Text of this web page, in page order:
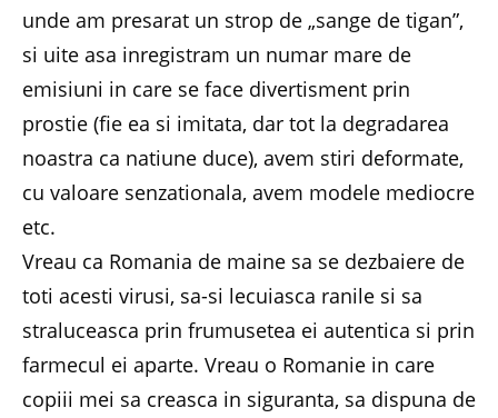
unde am presarat un strop de „sange de tigan”,
si uite asa inregistram un numar mare de
emisiuni in care se face divertisment prin
prostie (fie ea si imitata, dar tot la degradarea
noastra ca natiune duce), avem stiri deformate,
cu valoare senzationala, avem modele mediocre
etc.
Vreau ca Romania de maine sa se dezbaiere de
toti acesti virusi, sa-si lecuiasca ranile si sa
straluceasca prin frumusetea ei autentica si prin
farmecul ei aparte. Vreau o Romanie in care
copiii mei sa creasca in siguranta, sa dispuna de